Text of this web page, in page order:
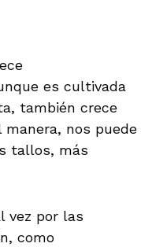
es cultivada
también crece
nos puede
tallos, más
vez por las
como